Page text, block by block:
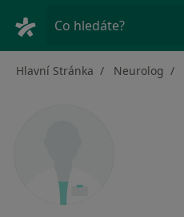
Co hledáte?
Hlavní Stránka Neurolog